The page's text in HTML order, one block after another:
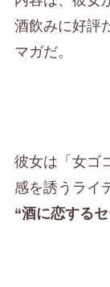
酒飲みに好評
マガだ。
彼女は「女ゴ
感を誘うライ
“酒に恋する